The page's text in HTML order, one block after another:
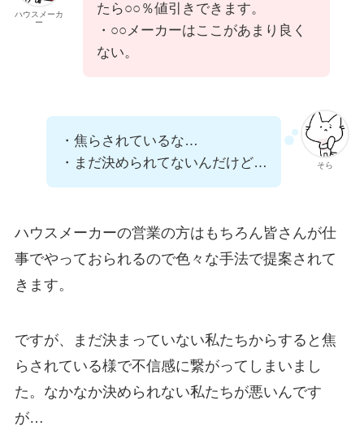
ハウスメーカ
ー
たら○○％値引きできます。
・○○メーカーはここがあまり良く
ない。
そら
・焦らされているな…
・まだ決められてないんだけど…
ハウスメーカーの営業の方はもちろん皆さんが仕
事でやっておられるので色々な手法で提案されて
きます。
ですが、まだ決まっていない私たちからすると焦
らされている様で不信感に繋がってしまいまし
た。なかなか決められない私たちが悪いんです
が…